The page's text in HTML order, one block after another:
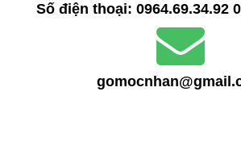
Số điện thoại: 0964.69.34.92